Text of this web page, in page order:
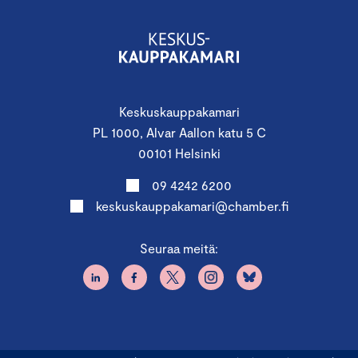
VastuullisuusasiantuntijaMerli Juustila
Keskuskauppakamari
Pääsihteeri, markkinointioikeudelliset asiat,
Paula Paloranta, Keskuskauppakamari
Osallistumismaksu kauppakamareiden jäsenyritysten
Mikäli yrityksesi ei ole kauppakamarin jäsen,
Keskuskauppakamari
PL 1000, Alvar Aallon katu 5 C
00101 Helsinki
09 4242 6200
keskuskauppakamari@chamber.fi
Seuraa meitä: